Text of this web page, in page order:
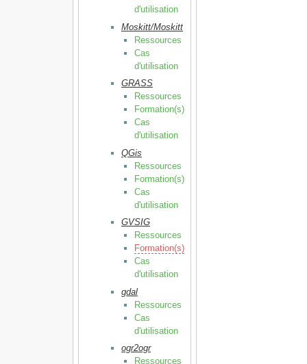
d'utilisation
Moskitt/Moskitt
Ressources
Cas
d'utilisation
GRASS
Ressources
Formation(s)
Cas
d'utilisation
QGis
Ressources
Formation(s)
Cas
d'utilisation
GVSIG
Ressources
Formation(s)
Cas
d'utilisation
gdal
Ressources
Cas
d'utilisation
ogr2ogr
Ressources